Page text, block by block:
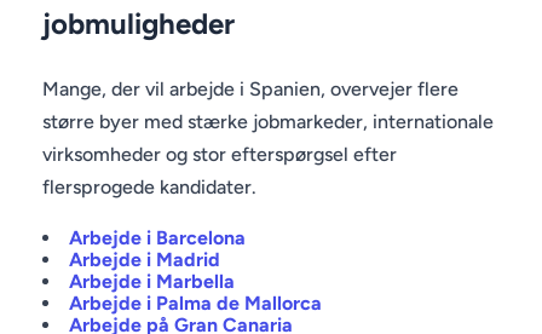
jobmuligheder
Mange, der vil arbejde i Spanien, overvejer flere
større byer med stærke jobmarkeder, internationale
virksomheder og stor efterspørgsel efter
flersprogede kandidater.
Arbejde i Barcelona
Arbejde i Madrid
Arbejde i Marbella
Arbejde i Palma de Mallorca
Arbejde på Gran Canaria